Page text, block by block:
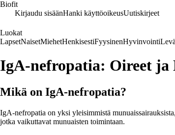
Biofit
Kirjaudu sisäänHanki käyttöoikeusUutiskirjeet
Luokat
LapsetNaisetMiehetHenkisestiFyysinenHyvinvointi
IgA-nefropatia: Oireet ja
Mikä on IgA-nefropatia?
IgA-nefropatia on yksi yleisimmistä
jotka vaikuttavat munuaisten toimintaan.